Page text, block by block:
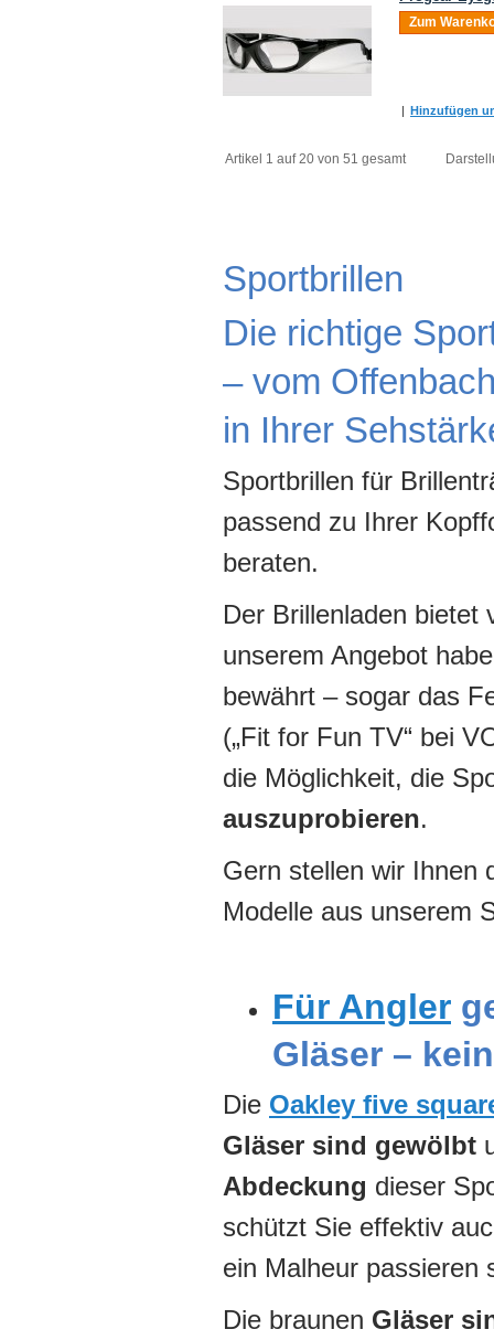
Zum
| Hinzufügen
Artikel 1 auf 20 von 51 gesamt
Sportbrillen
Die richtige
– vom
in Ihrer
Sportbrillen für
passend zu Ihrer
beraten.
Der Brillenladen bietet
unserem Angebot
bewährt – sogar das
(„Fit for Fun TV“ bei
die Möglichkeit, die
auszuprobieren.
Gern stellen wir Ihnen
Modelle aus unserem
Für Angler
Gläser –
Die Oakley five
Gläser sind gewölbt
Abdeckung dieser
schützt Sie effektiv
ein Malheur passieren
Die braunen Gläser